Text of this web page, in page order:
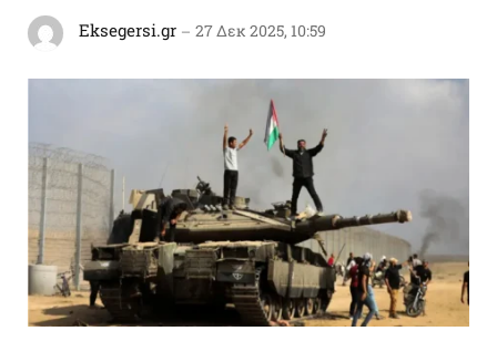
Eksegersi.gr 27 Δεκ 2025, 10:59